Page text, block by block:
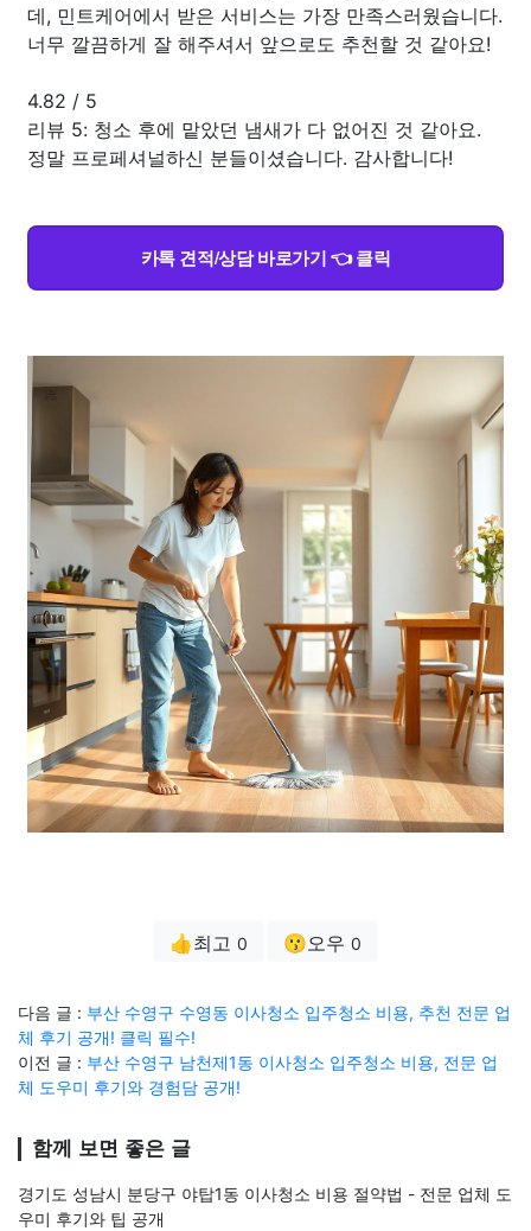
데, 민트케어에서 받은 서비스는 가장 만족스러웠습니다.
너무 깔끔하게 잘 해주셔서 앞으로도 추천할 것 같아요!
4.82 / 5
리뷰 5: 청소 후에 맡았던 냄새가 다 없어진 것 같아요.
정말 프로페셔널하신 분들이셨습니다. 감사합니다!
카톡 견적/상담 바로가기 👈 클릭
👍최고 0 😗오우 0
다음 글 : 부산 수영구 수영동 이사청소 입주청소 비용, 추천 전문 업
체 후기 공개! 클릭 필수!
이전 글 : 부산 수영구 남천제1동 이사청소 입주청소 비용, 전문 업
체 도우미 후기와 경험담 공개!
함께 보면 좋은 글
경기도 성남시 분당구 야탑1동 이사청소 비용 절약법 - 전문 업체 도
우미 후기와 팁 공개